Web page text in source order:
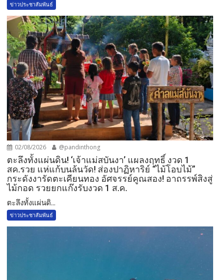
ข่าวประชาสัมพันธ์
02/08/2026 @pandinthong
ตะลึงทั้งแผ่นดิน! ‘เจ้าแม่สบันงา’ แผลงฤทธิ์ งวด 1
สค.รวย แห่แก้บนล้นวัด!​ ส่องปาฏิหาริย์ “ไม้โอบไม้”
กระดังงารัดตะเคียนทอง อัศจรรย์คูณสอง! อาถรรพ์สิงสู่
ไม้กอด รวยยกแก๊งรับงวด 1 ส.ค.​
​ตะลึงทั้งแผ่นดิ...
ข่าวประชาสัมพันธ์